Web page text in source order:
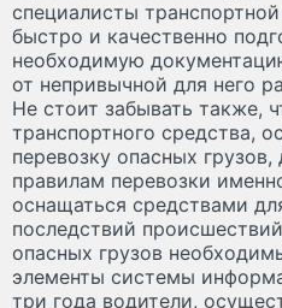
специалисты
быстро и качественно
необходимую
от непривычной для него
Не стоит забывать также,
транспортного средства,
перевозку опасных
правилам перевозки
оснащаться средствами
последствий
опасных грузов
элементы системы
три года водители,